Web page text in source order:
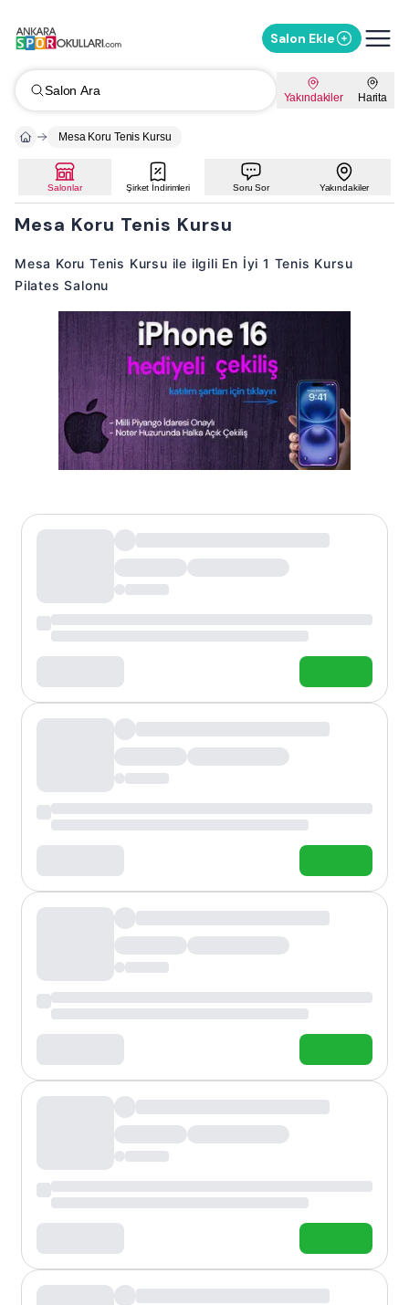
Salon Ekle
Salon Ara Yakındakiler Harita
Mesa Koru Tenis Kursu
Salonlar Şirket İndirimleri Soru Sor Yakındakiler
Mesa Koru Tenis Kursu
Mesa Koru Tenis Kursu ile ilgili En İyi 1 Tenis Kursu
Pilates Salonu